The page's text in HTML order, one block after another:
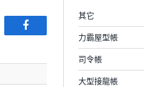
Facebook
其它
力霸屋型帳
司令帳
大型接龍帳